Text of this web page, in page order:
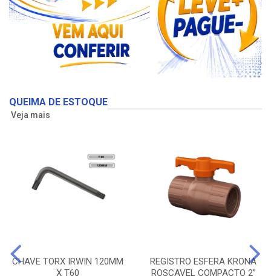
QUEIMA DE ESTOQUE
Veja mais
CHAVE TORX IRWIN 120MM
X T60
REGISTRO ESFERA KRONA
ROSCAVEL COMPACTO 2”